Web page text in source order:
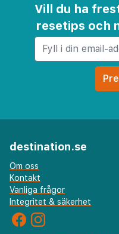
Vill du ha
resetips och
destination.se
Om oss
Kontakt
Vanliga frågor
Integritet & säkerhet